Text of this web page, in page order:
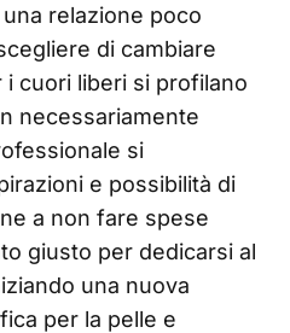
relazione poco
di cambiare
cuori liberi si profilano
necessariamente
si
e possibilità di
a non fare spese
giusto per dedicarsi al
una nuova
per la pelle e